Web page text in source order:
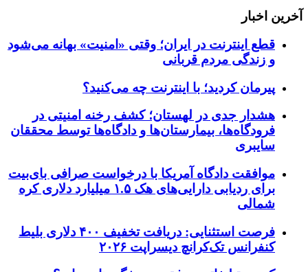
آخرین اخبار
قطع اینترنت در ایران؛ وقتی «امنیت» بهانه می‌شود
و زندگی مردم قربانی
پیرمان کردید؛ با اینترنت چه می‌کنید؟
هشدار جدی در لهستان؛ کشف رخنه امنیتی در
فرودگاه‌ها، بیمارستان‌ها و دادگاه‌ها توسط محققان
سایبری
موافقت دادگاه آمریکا با درخواست صرافی بای‌بیت
برای ردیابی دارایی‌های هک ۱.۵ میلیارد دلاری کره
شمالی
فرصت استثنایی: دریافت تخفیف ۴۰۰ دلاری بلیط
کنفرانس تک‌کرانچ دیسراپت ۲۰۲۶